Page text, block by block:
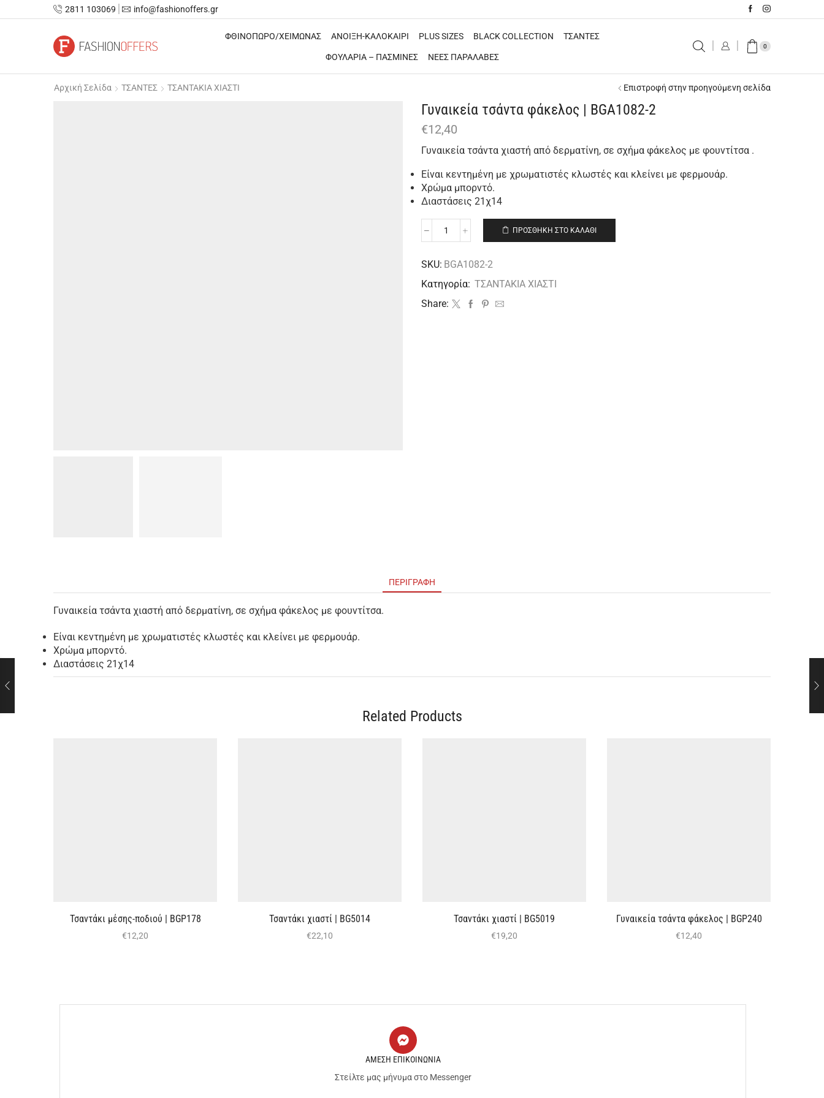
2811 103069 info@fashionoffers.gr
ΦΘΙΝΟΠΩΡΟ/ΧΕΙΜΩΝΑΣ ΑΝΟΙΞΗ-ΚΑΛΟΚΑΙΡΙ PLUS SIZES BLACK COLLECTION ΤΣΑΝΤΕΣ
ΦΟΥΛΑΡΙΑ – ΠΑΣΜΙΝΕΣ ΝΕΕΣ ΠΑΡΑΛΑΒΕΣ
0
Αρχική Σελίδα ΤΣΑΝΤΕΣ ΤΣΑΝΤΑΚΙΑ ΧΙΑΣΤΙ Επιστροφή στην προηγούμενη σελίδα
Γυναικεία τσάντα φάκελος | BGA1082-2
€12,40
Γυναικεία τσάντα χιαστή από δερματίνη, σε σχήμα φάκελος με φουντίτσα .
Είναι κεντημένη με χρωματιστές κλωστές και κλείνει με φερμουάρ.
Χρώμα μπορντό.
Διαστάσεις 21χ14
ΠΡΟΣΘΉΚΗ ΣΤΟ ΚΑΛΆΘΙ
SKU: BGA1082-2
Κατηγορία: ΤΣΑΝΤΑΚΙΑ ΧΙΑΣΤΙ
Share:
ΠΕΡΙΓΡΑΦΉ
Γυναικεία τσάντα χιαστή από δερματίνη, σε σχήμα φάκελος με φουντίτσα.
Είναι κεντημένη με χρωματιστές κλωστές και κλείνει με φερμουάρ.
Χρώμα μπορντό.
Διαστάσεις 21χ14
Related Products
Τσαντάκι μέσης-ποδιού | BGΡ178
€12,20
Τσαντάκι χιαστί | BG5014
€22,10
Τσαντάκι χιαστί | BG5019
€19,20
Γυναικεία τσάντα φάκελος | BGΡ240
€12,40
ΑΜΕΣΗ ΕΠΙΚΟΙΝΩΝΙΑ
Στείλτε μας μήνυμα στο Messenger